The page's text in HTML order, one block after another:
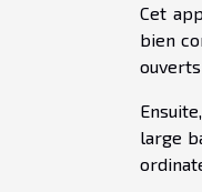
Cet
bien
large